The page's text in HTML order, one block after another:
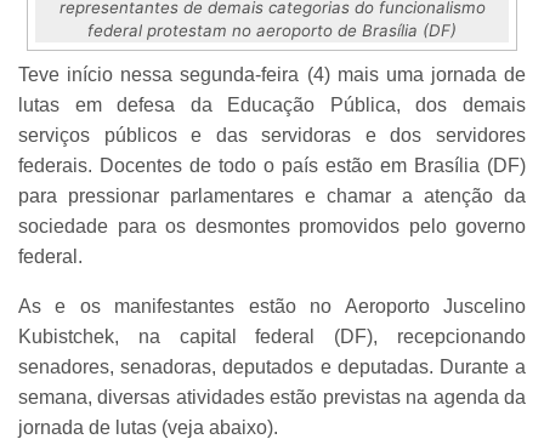
representantes de demais categorias do funcionalismo
federal protestam no aeroporto de Brasília (DF)
Teve início nessa segunda-feira (4) mais uma jornada de
lutas em defesa da Educação Pública, dos demais
serviços públicos e das servidoras e dos servidores
federais. Docentes de todo o país estão em Brasília (DF)
para pressionar parlamentares e chamar a atenção da
sociedade para os desmontes promovidos pelo governo
federal.
As e os manifestantes estão no Aeroporto Juscelino
Kubistchek, na capital federal (DF), recepcionando
senadores, senadoras, deputados e deputadas. Durante a
semana, diversas atividades estão previstas na agenda da
jornada de lutas (veja abaixo).